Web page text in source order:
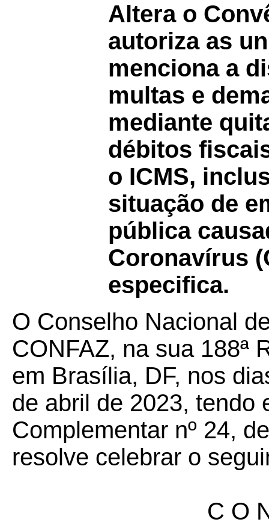
Altera o
autoriza as
menciona a
multas e
mediante
débitos
o ICMS,
situação de
pública
Coronavírus
especifica.
O Conselho Nacional
CONFAZ, na sua 188ª
em Brasília, DF, nos
de abril de 2023, tendo
Complementar nº 24,
resolve celebrar o
C O